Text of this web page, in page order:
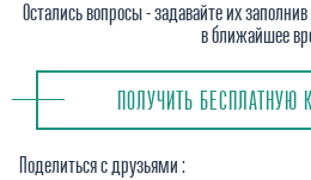
Остались вопросы - задавайте их
в ближайшее
ПОЛУЧИТЬ БЕСПЛАТНУЮ
Поделиться с друзьями :